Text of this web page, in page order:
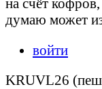
думаю может из
войти
KRUVL26